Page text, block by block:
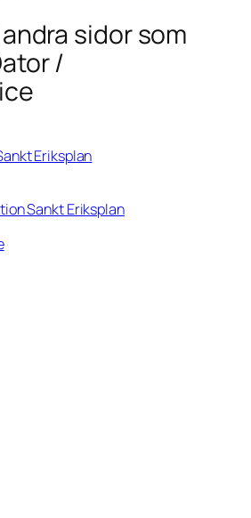
sidor som
/
Eriksplan
Sankt Eriksplan